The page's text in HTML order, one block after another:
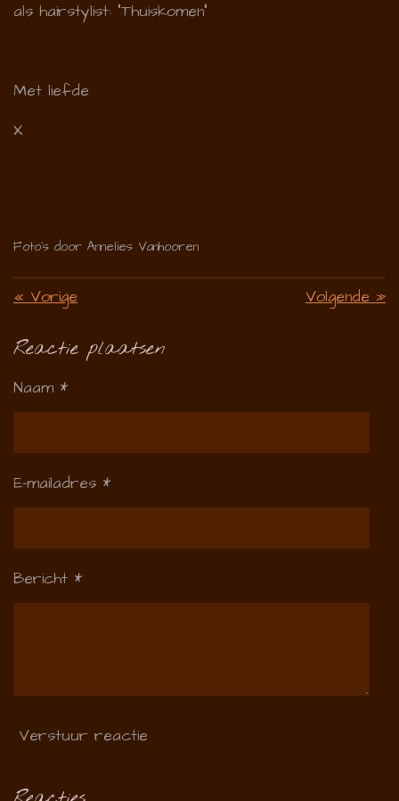
als hairstylist: "Thuiskomen"
Met liefde
X
Foto's door Annelies Vanhooren
«Vorige Volgende»
Reactie plaatsen
Naam *
E-mailadres *
Bericht *
Verstuur reactie